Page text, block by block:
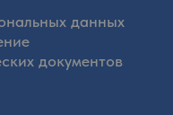
данных
документов